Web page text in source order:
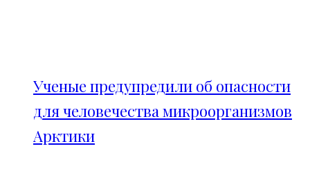
Ученые предупредили об опасности
для человечества микроорганизмов
Арктики